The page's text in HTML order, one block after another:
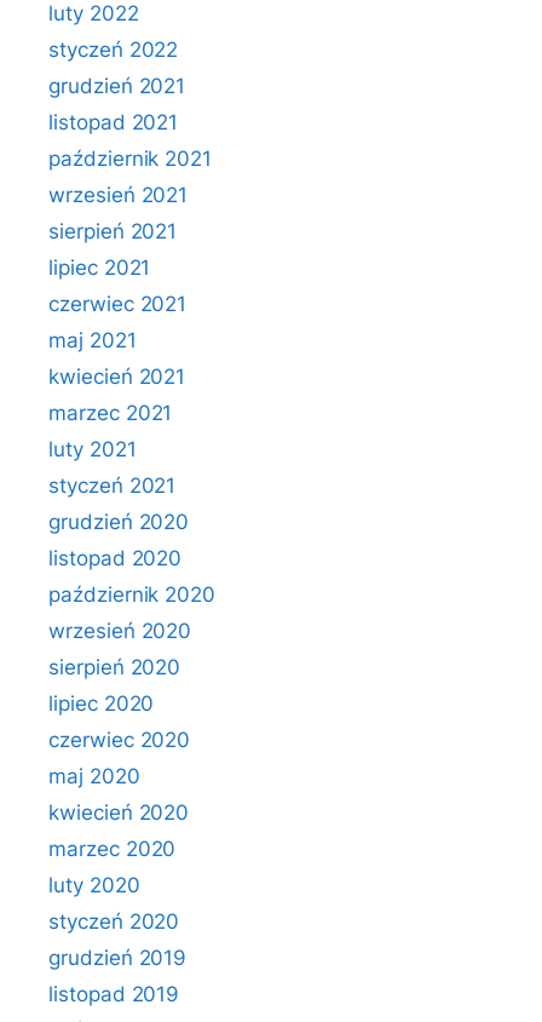
luty 2022
styczeń 2022
grudzień 2021
listopad 2021
październik 2021
wrzesień 2021
sierpień 2021
lipiec 2021
czerwiec 2021
maj 2021
kwiecień 2021
marzec 2021
luty 2021
styczeń 2021
grudzień 2020
listopad 2020
październik 2020
wrzesień 2020
sierpień 2020
lipiec 2020
czerwiec 2020
maj 2020
kwiecień 2020
marzec 2020
luty 2020
styczeń 2020
grudzień 2019
listopad 2019